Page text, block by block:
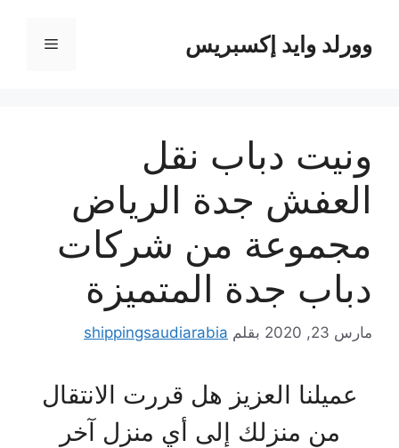
المحتوىوورلد وايد إكسبريس القائمة
ونيت دباب نقل
العفش جدة الرياض
مجموعة من شركات
دباب جدة المتميزة
مارس 23, 2020 بقلم shippingsaudiarabia
عميلنا العزيز هل قررت الانتقال
من منزلك إلى أي منزل آخر